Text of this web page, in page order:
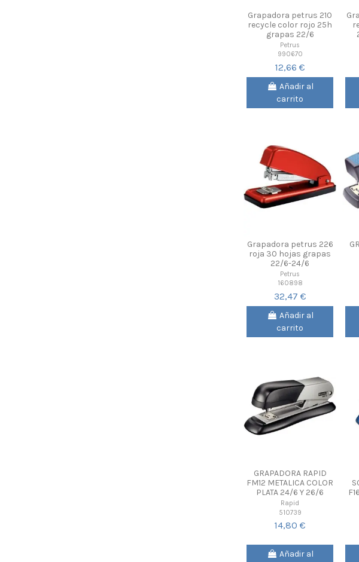
Grapadora petrus 210
recycle color rojo 25h
grapas 22/6
Petrus
990670
12,66 €
Añadir al
carrito
Grapadora petrus 226
roja 30 hojas grapas
22/6-24/6
Petrus
160898
32,47 €
Añadir al
carrito
GRAPADORA RAPID
FM12 METALICA COLOR
PLATA 24/6 Y 26/6
Rapid
510739
14,80 €
Añadir al